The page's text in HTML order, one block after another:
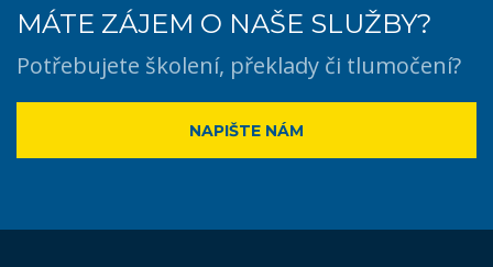
MÁTE ZÁJEM O NAŠE SLUŽBY?
Potřebujete školení, překlady či tlumočení?
NAPIŠTE NÁM